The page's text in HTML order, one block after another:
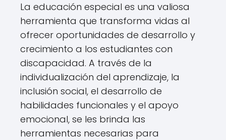
La educación especial es una valiosa
herramienta que transforma vidas al
ofrecer oportunidades de desarrollo y
crecimiento a los estudiantes con
discapacidad. A través de la
individualización del aprendizaje, la
inclusión social, el desarrollo de
habilidades funcionales y el apoyo
emocional, se les brinda las
herramientas necesarias para